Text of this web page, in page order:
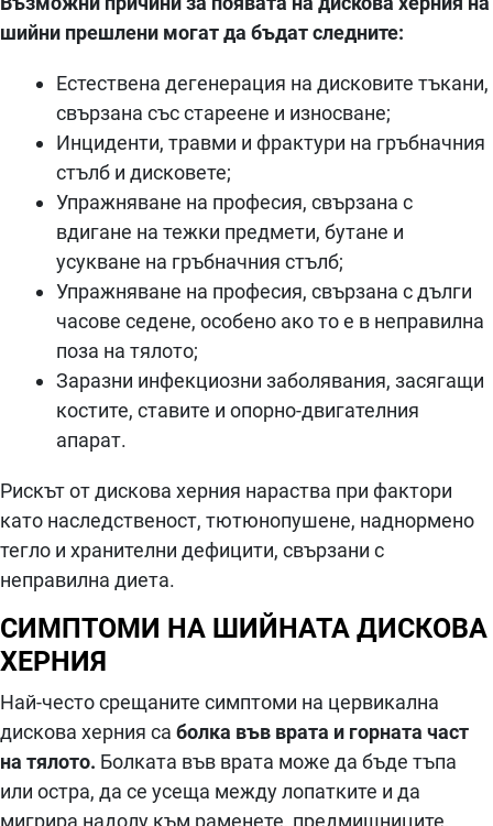
шийни прешлени могат да бъдат следните:
Естествена дегенерация на дисковите тъкани,
свързана със стареене и износване;
Инциденти, травми и фрактури на гръбначния
стълб и дисковете;
Упражняване на професия, свързана с
вдигане на тежки предмети, бутане и
усукване на гръбначния стълб;
Упражняване на професия, свързана с дълги
часове седене, особено ако то е в неправилна
поза на тялото;
Заразни инфекциозни заболявания, засягащи
костите, ставите и опорно-двигателния
апарат.
Рискът от дискова херния нараства при фактори
като наследственост, тютюнопушене, наднормено
тегло и хранителни дефицити, свързани с
неправилна диета.
СИМПТОМИ НА ШИЙНАТА ДИСКОВА
ХЕРНИЯ
Най-често срещаните симптоми на цервикална
дискова херния са болка във врата и горната част
на тялото. Болката във врата може да бъде тъпа
или остра, да се усеща между лопатките и да
мигрира надолу към раменете, предмишниците,